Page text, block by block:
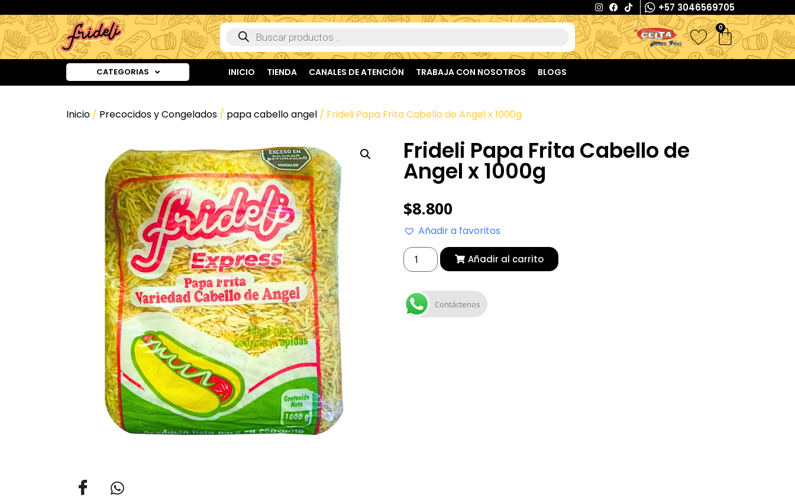
+57 3046569705
0
CATEGORIAS INICIO TIENDA CANALES DE ATENCIÓN TRABAJA CON NOSOTROS BLOGS
Inicio / Precocidos y Congelados / papa cabello angel / Frideli Papa Frita Cabello de Angel x 1000g
Frideli Papa Frita Cabello de
Angel x 1000g
$8.800
Añadir a favoritos
Añadir al carrito
Contáctenos